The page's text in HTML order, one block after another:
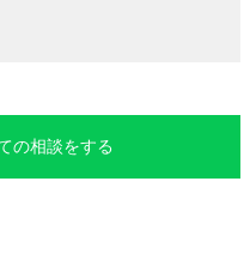
の相談をする